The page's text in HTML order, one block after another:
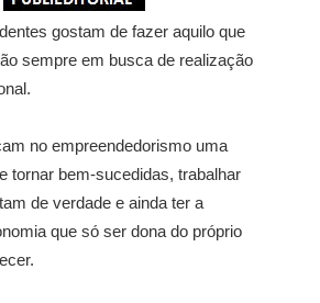
gostam de fazer aquilo que
sempre em busca de realização
no empreendedorismo uma
tornar bem-sucedidas, trabalhar
de verdade e ainda ter a
que só ser dona do próprio